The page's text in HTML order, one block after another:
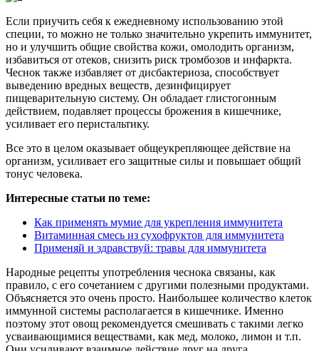
Если приучить себя к ежедневному использованию этой
специи, то можно не только значительно укрепить иммунитет,
но и улучшить общие свойства кожи, омолодить организм,
избавиться от отеков, снизить риск тромбозов и инфаркта.
Чеснок также избавляет от дисбактериоза, способствует
выведению вредных веществ, дезинфицирует
пищеварительную систему. Он обладает глистогонным
действием, подавляет процессы брожения в кишечнике,
усиливает его перистальтику.
Все это в целом оказывает общеукрепляющее действие на
организм, усиливает его защитные силы и повышает общий
тонус человека.
Интересные статьи по теме:
Как применять мумие для укрепления иммунитета
Витаминная смесь из сухофруктов для иммунитета
Применяй и здравствуй: травы для иммунитета
Народные рецепты употребления чеснока связаны, как
правило, с его сочетанием с другими полезными продуктами.
Объясняется это очень просто. Наибольшее количество клеток
иммунной системы располагается в кишечнике. Именно
поэтому этот овощ рекомендуется смешивать с такими легко
усваивающимися веществами, как мед, молоко, лимон и т.п.